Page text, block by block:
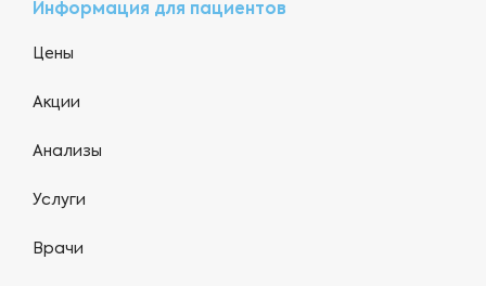
Информация для пациентов
Цены
Акции
Анализы
Услуги
Врачи